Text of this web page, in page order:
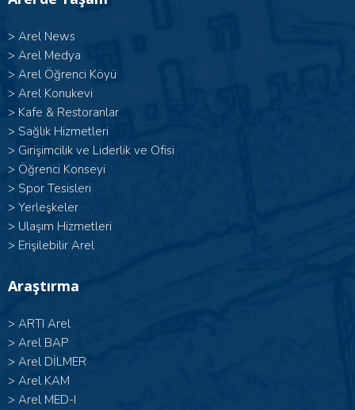
> Arel News
> Arel Medya
> Arel Öğrenci Köyü
> Arel Konukevi
> Kafe & Restoranlar
> Sağlık Hizmetleri
> Girişimcilik ve Liderlik ve Ofisi
> Öğrenci Konseyi
> Spor Tesisleri
> Yerleşkeler
> Ulaşım Hizmetleri
> Erişilebilir Arel
Araştırma
> ARTI Arel
> Arel BAP
> Arel DİLMER
> Arel KAM
> Arel MED-I